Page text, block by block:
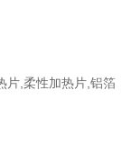
片,柔性加热片,铝箔